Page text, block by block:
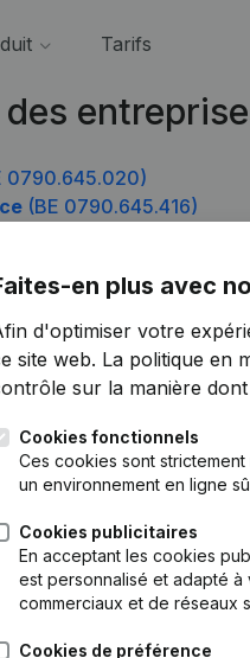
Tarifs
0790.645.020)
(BE 0790.645.416)
en plus avec
d'optimiser votre
site web. La politique en
sur la manière
Cookies fonctionnels
Ces cookies sont
un environnement en ligne
Cookies publicitaires
En acceptant les cookies
est personnalisé et adapté
commerciaux et de réseaux
Cookies de préférence